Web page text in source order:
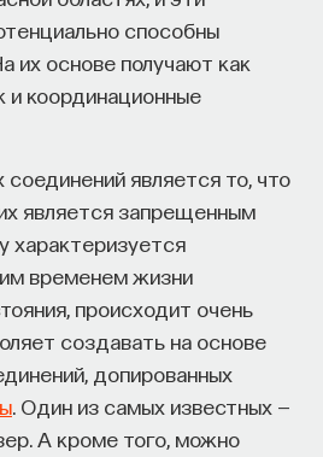
способны
их основе получают как
и координационные
является то, что
является запрещенным
характеризуется
временем жизни
происходит очень
создавать на основе
допированных
. Один из самых известных —
А кроме того, можно